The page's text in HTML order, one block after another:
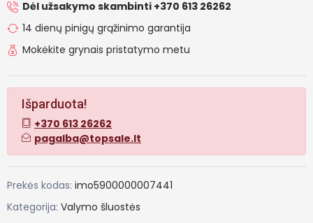
Dėl užsakymo skambinti +370 613 26262
14 dienų pinigų grąžinimo garantija
Mokėkite grynais pristatymo metu
Išparduota!
+370 613 26262
pagalba@topsale.lt
Prekės kodas: imo5900000007441
Kategorija: Valymo šluostės